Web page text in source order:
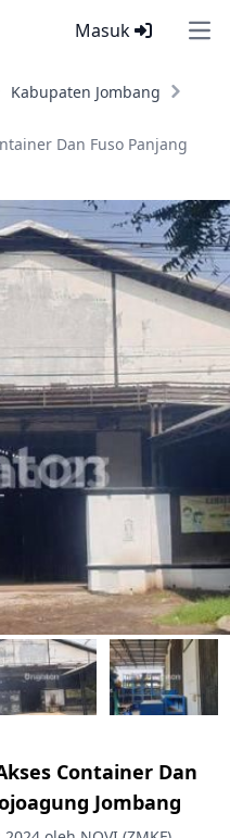
Masuk
Kabupaten Jombang
Dan Fuso Panjang
Container Dan
Jombang